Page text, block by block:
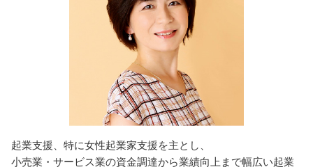
起業支援、特に女性起業家支援を主とし、
小売業・サービス業の資金調達から業績向上まで幅広い起業